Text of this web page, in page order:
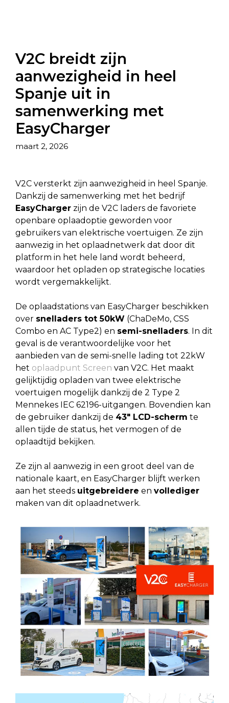
V2C breidt zijn
aanwezigheid in heel
Spanje uit in
samenwerking met
EasyCharger
maart 2, 2026
V2C versterkt zijn aanwezigheid in heel Spanje.
Dankzij de samenwerking met het bedrijf
EasyCharger zijn de V2C laders de favoriete
openbare oplaadoptie geworden voor
gebruikers van elektrische voertuigen. Ze zijn
aanwezig in het oplaadnetwerk dat door dit
platform in het hele land wordt beheerd,
waardoor het opladen op strategische locaties
wordt vergemakkelijkt.
De oplaadstations van EasyCharger beschikken
over snelladers tot 50kW (ChaDeMo, CSS
Combo en AC Type2) en semi-snelladers. In dit
geval is de verantwoordelijke voor het
aanbieden van de semi-snelle lading tot 22kW
het oplaadpunt Screen van V2C. Het maakt
gelijktijdig opladen van twee elektrische
voertuigen mogelijk dankzij de 2 Type 2
Mennekes IEC 62196-uitgangen. Bovendien kan
de gebruiker dankzij de 43″ LCD-scherm te
allen tijde de status, het vermogen of de
oplaadtijd bekijken.
Ze zijn al aanwezig in een groot deel van de
nationale kaart, en EasyCharger blijft werken
aan het steeds uitgebreidere en vollediger
maken van dit oplaadnetwerk.